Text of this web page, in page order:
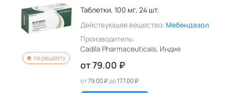
по рецепту
Таблетки, 100 мг, 24 шт.
Действующее вещество: Мебендазол
Производитель:
Cadila Pharmaceuticals, Индия
от79.00 ₽
от79.00 ₽до177.00 ₽